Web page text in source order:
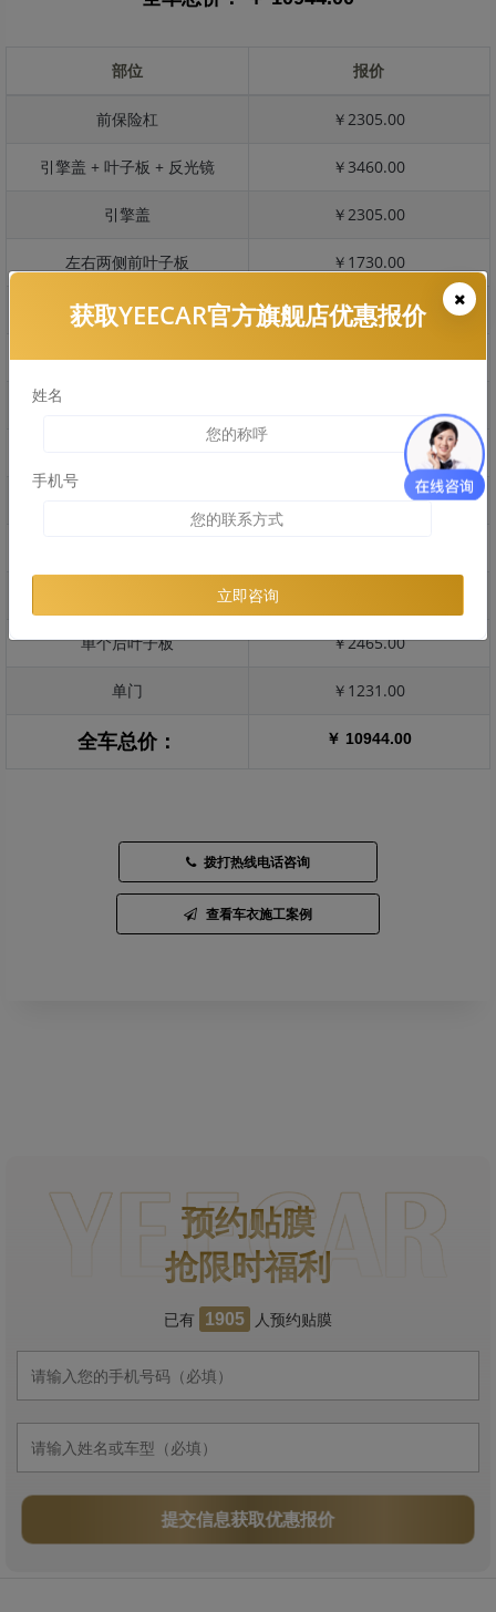
部位 报价
前保险杠 ￥2305.00
引擎盖 + 叶子板 + 反光镜 ￥3460.00
引擎盖 ￥2305.00
左右两侧前叶子板 ￥1730.00
反光镜 ￥345.00
后保险杠 ￥2064.00
￥1020.00
￥1724.00
单个后叶子板 ￥2465.00
单门 ￥1231.00
全车总价： ￥ 10944.00
拨打热线电话咨询
查看车衣施工案例
预约贴膜
抢限时福利
已有 1905 人预约贴膜
提交信息获取优惠报价
获取YEECAR官方旗舰店优惠报价
姓名
手机号
立即咨询